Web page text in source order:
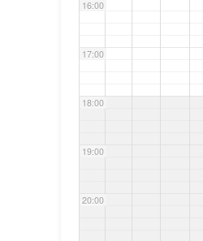
16:00
17:00
18:00
19:00
20:00